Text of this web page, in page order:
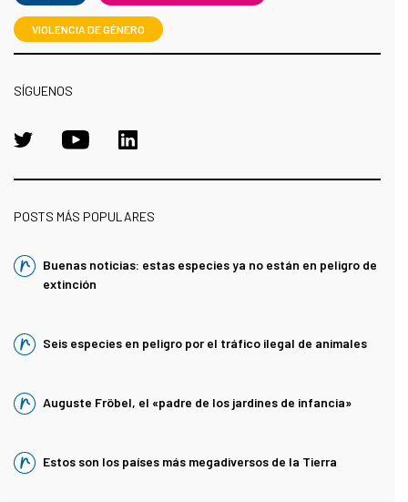
VIOLENCIA DE GÉNERO
SÍGUENOS
POSTS MÁS POPULARES
Buenas noticias: estas especies ya no están en peligro de
extinción
Seis especies en peligro por el tráfico ilegal de animales
Auguste Fröbel, el «padre de los jardines de infancia»
Estos son los países más megadiversos de la Tierra